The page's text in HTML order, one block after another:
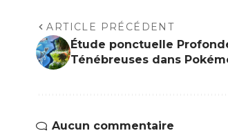
ARTICLE PRÉCÉDENT
Étude ponctuelle
Ténébreuses dans
Aucun commentaire